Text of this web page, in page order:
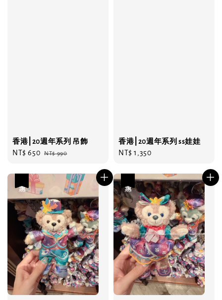
香港⎮20週年系列 吊飾
Sale
NT$ 650 Regular
NT$ 990
香港⎮20週年系列 ss娃娃
Regular
NT$ 1,350